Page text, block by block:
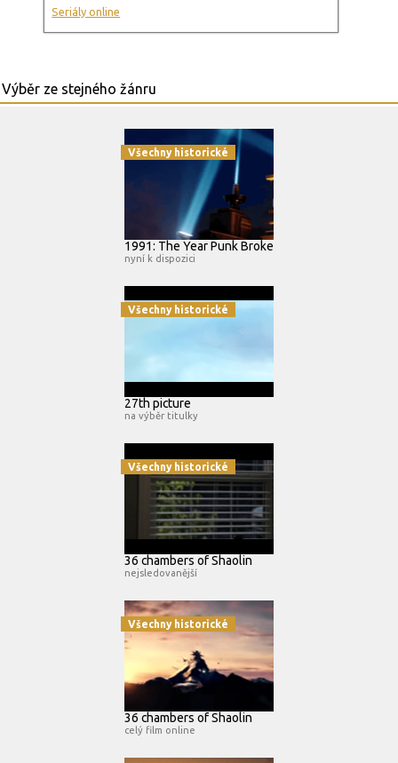
Seriály online
Všechny historické
1991: The Year Punk Broke
nyní k dispozici
Všechny historické
27th picture
na výběr titulky
Všechny historické
36 chambers of Shaolin
nejsledovanější
Všechny historické
36 chambers of Shaolin
celý film online